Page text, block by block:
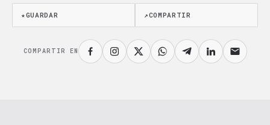
★GUARDAR ↗COMPARTIR
COMPARTIR EN